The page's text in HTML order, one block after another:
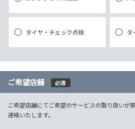
タイヤ・チェック点検 タ
ご希望店舗 必須
ご希望店舗にてご希望のサービスの取り扱いが
連絡いたします。